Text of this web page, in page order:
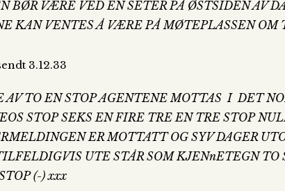
BØR VÆRE VED EN SETER PÅ ØSTSIDEN AV
KAN VENTES Å VÆRE PÅ MØTEPLASSEN OM
3.12.33
AV TO EN STOP AGENTENE MOTTAS I DET
STOP SEKS EN FIRE TRE EN TRE STOP
ER MOTTATT OG SYV DAGER
UTE STÅR SOM KJENnETEGN
(-) xxx